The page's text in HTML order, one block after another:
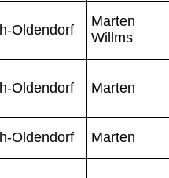
Oldendorf
Marten
Willms
Oldendorf Marten
Oldendorf Marten